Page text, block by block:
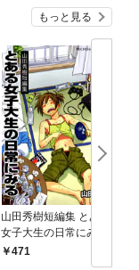
もっと見る
山田秀樹短編集 とある
女子大生の日常にみる
471